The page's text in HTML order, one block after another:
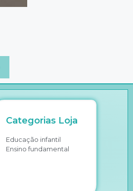
Categorias Loja
Educação infantil
Ensino fundamental